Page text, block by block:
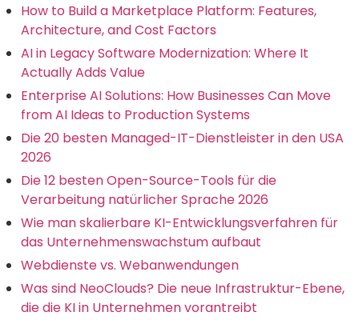
How to Build a Marketplace Platform: Features,
Architecture, and Cost Factors
AI in Legacy Software Modernization: Where It
Actually Adds Value
Enterprise AI Solutions: How Businesses Can Move
from AI Ideas to Production Systems
Die 20 besten Managed-IT-Dienstleister in den USA
2026
Die 12 besten Open-Source-Tools für die
Verarbeitung natürlicher Sprache 2026
Wie man skalierbare KI-Entwicklungsverfahren für
das Unternehmenswachstum aufbaut
Webdienste vs. Webanwendungen
Was sind NeoClouds? Die neue Infrastruktur-Ebene,
die die KI in Unternehmen vorantreibt